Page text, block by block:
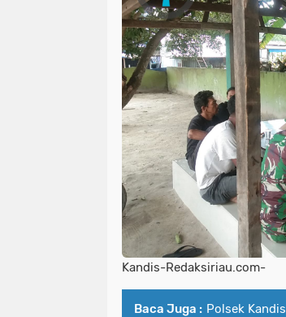
Kandis-Redaksiriau.com-
Baca Juga : Polsek